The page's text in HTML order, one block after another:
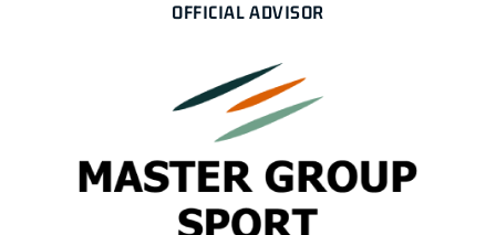
OFFICIAL ADVISOR